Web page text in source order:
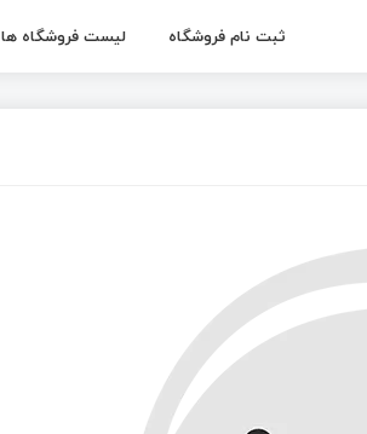
ثبت نام فروشگاه لیست فروشگاه ها